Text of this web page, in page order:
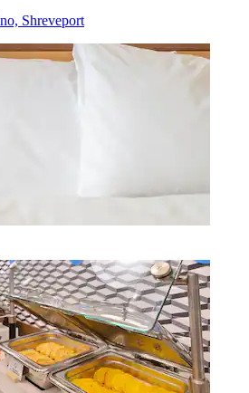
Shreveport